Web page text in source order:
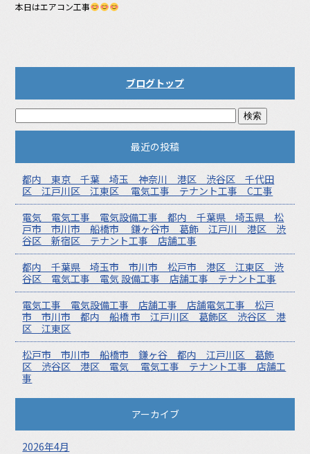
本日はエアコン工事
ブログトップ
最近の投稿
都内 東京 千葉 埼玉 神奈川 港区 渋谷区 千代田
区 江戸川区 江東区 電気工事 テナント工事 C工事
電気 電気工事 電気設備工事 都内 千葉県 埼玉県 松
戸市 市川市 船橋市 鎌ヶ谷市 葛飾 江戸川 港区 渋
谷区 新宿区 テナント工事 店舗工事
都内 千葉県 埼玉市 市川市 松戸市 港区 江東区 渋
谷区 電気工事 電気 設備工事 店舗工事 テナント工事
電気工事 電気設備工事 店舗工事 店舗電気工事 松戸
市 市川市 都内 船橋 市 江戸川区 葛飾区 渋谷区 港
区 江東区
松戸市 市川市 船橋市 鎌ヶ谷 都内 江戸川区 葛飾
区 渋谷区 港区 電気 電気工事 テナント工事 店舗工
事
アーカイブ
2026年4月